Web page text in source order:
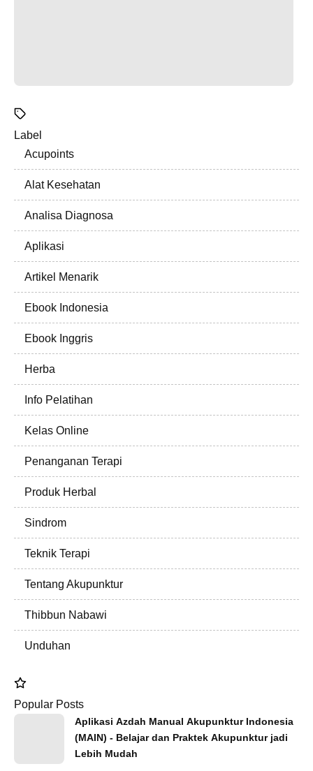
Label
Acupoints
Alat Kesehatan
Analisa Diagnosa
Aplikasi
Artikel Menarik
Ebook Indonesia
Ebook Inggris
Herba
Info Pelatihan
Kelas Online
Penanganan Terapi
Produk Herbal
Sindrom
Teknik Terapi
Tentang Akupunktur
Thibbun Nabawi
Unduhan
Popular Posts
Aplikasi Azdah Manual Akupunktur Indonesia
(MAIN) - Belajar dan Praktek Akupunktur jadi
Lebih Mudah